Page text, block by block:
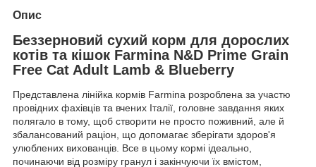
Опис
Беззерновий сухий корм для дорослих
котів та кішок Farmina N&D Prime Grain
Free Cat Adult Lamb & Blueberry
Представлена лінійка кормів Farmina розроблена за участю
провідних фахівців та вчених Італії, головне завдання яких
полягало в тому, щоб створити не просто поживний, але й
збалансований раціон, що допомагає зберігати здоров'я
улюблених вихованців. Все в цьому кормі ідеально,
починаючи від розміру гранул і закінчуючи їх вмістом,